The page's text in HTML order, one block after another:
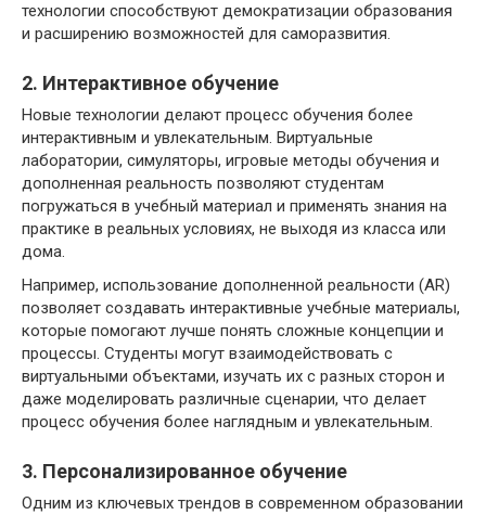
технологии способствуют демократизации образования
и расширению возможностей для саморазвития.
2. Интерактивное обучение
Новые технологии делают процесс обучения более
интерактивным и увлекательным. Виртуальные
лаборатории, симуляторы, игровые методы обучения и
дополненная реальность позволяют студентам
погружаться в учебный материал и применять знания на
практике в реальных условиях, не выходя из класса или
дома.
Например, использование дополненной реальности (AR)
позволяет создавать интерактивные учебные материалы,
которые помогают лучше понять сложные концепции и
процессы. Студенты могут взаимодействовать с
виртуальными объектами, изучать их с разных сторон и
даже моделировать различные сценарии, что делает
процесс обучения более наглядным и увлекательным.
3. Персонализированное обучение
Одним из ключевых трендов в современном образовании